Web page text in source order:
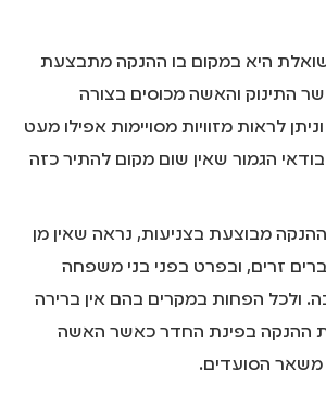
היא במקום בו ההנקה מתבצעת
התינוק והאשה מכוסים בצורה
לראות מזוויות מסויימות אפילו מעט
הגמור שאין שום מקום להתיר כזה
מבוצעת בצניעות, נראה שאין מן
זרים, ובפרט בפני בני משפחה
ולכל הפחות במקרים בהם אין ברירה
ההנקה בפינת החדר כאשר האשה
משאר הסועדים.